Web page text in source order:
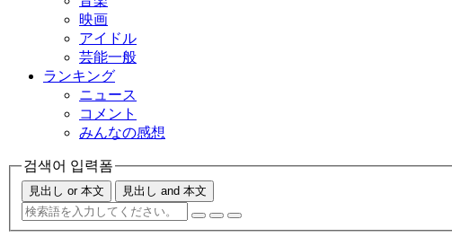
映画
アイドル
芸能一般
ランキング
ニュース
コメント
みんなの感想
검색어 입력폼
見出し or 本文 見出し and 本文